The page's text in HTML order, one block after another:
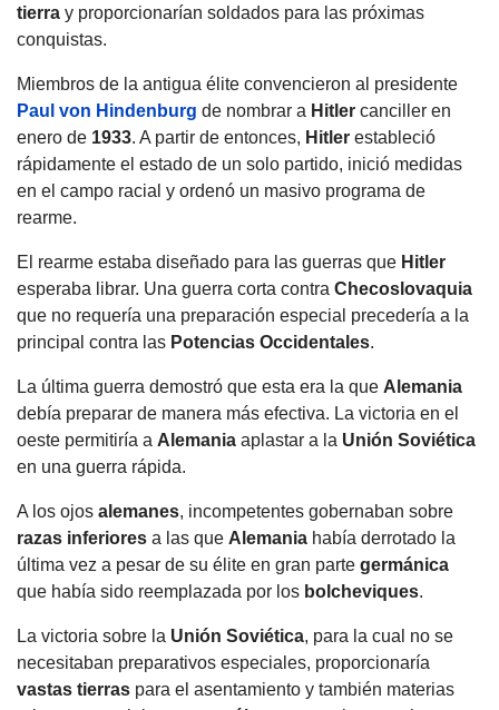
tierra y proporcionarían soldados para las próximas
conquistas.
Miembros de la antigua élite convencieron al presidente
Paul von Hindenburg de nombrar a Hitler canciller en
enero de 1933. A partir de entonces, Hitler estableció
rápidamente el estado de un solo partido, inició medidas
en el campo racial y ordenó un masivo programa de
rearme.
El rearme estaba diseñado para las guerras que Hitler
esperaba librar. Una guerra corta contra Checoslovaquia
que no requería una preparación especial precedería a la
principal contra las Potencias Occidentales.
La última guerra demostró que esta era la que Alemania
debía preparar de manera más efectiva. La victoria en el
oeste permitiría a Alemania aplastar a la Unión Soviética
en una guerra rápida.
A los ojos alemanes, incompetentes gobernaban sobre
razas inferiores a las que Alemania había derrotado la
última vez a pesar de su élite en gran parte germánica
que había sido reemplazada por los bolcheviques.
La victoria sobre la Unión Soviética, para la cual no se
necesitaban preparativos especiales, proporcionaría
vastas tierras para el asentamiento y también materias